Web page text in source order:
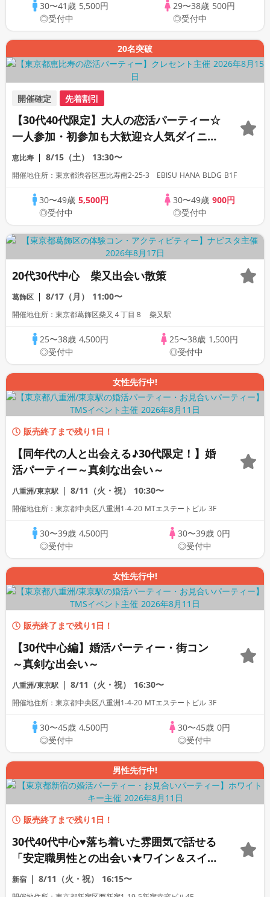
30〜41歳 5,500円
◎受付中
29〜38歳 500円
◎受付中
20名突破
開催確定 先着割引
【30代40代限定】大人の恋活パーティー☆
一人参加・初参加も大歓迎☆人気ダイニン
グバー貸切！飲み放題＆料理付き！
恵比寿 8/15（土） 13:30〜
開催地住所：東京都渋谷区恵比寿南2-25-3 EBISU HANA BLDG B1F
30〜49歳5,500円
◎受付中
30〜49歳 900円
◎受付中
20代30代中心 柴又出会い散策
葛飾区 8/17（月） 11:00〜
開催地住所：東京都葛飾区柴又４丁目８ 柴又駅
25〜38歳 4,500円
◎受付中
25〜38歳 1,500円
◎受付中
女性先行中!
販売終了まで残り1日！
【同年代の人と出会える♪30代限定！】婚
活パーティー～真剣な出会い～
八重洲/東京駅 8/11（火・祝） 10:30〜
開催地住所：東京都中央区八重洲1-4-20 MTエステートビル 3F
30〜39歳 4,500円
◎受付中
30〜39歳 0円
◎受付中
女性先行中!
販売終了まで残り1日！
【30代中心編】婚活パーティー・街コン
～真剣な出会い～
八重洲/東京駅 8/11（火・祝） 16:30〜
開催地住所：東京都中央区八重洲1-4-20 MTエステートビル 3F
30〜45歳 4,500円
◎受付中
30〜45歳 0円
◎受付中
男性先行中!
販売終了まで残り1日！
30代40代中心♥落ち着いた雰囲気で話せる
「安定職男性との出会い★ワイン＆スイー
ツ付き」個室スタイル/White Key AI
Matching/マッチングあり
新宿 8/11（火・祝） 16:15〜